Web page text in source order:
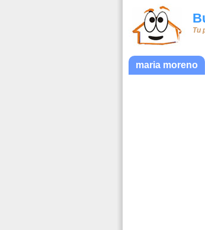
Tu
maria moreno